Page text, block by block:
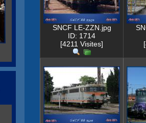
SNCF LE-ZZN.jpg
ID: 1714
[4211 Visites]